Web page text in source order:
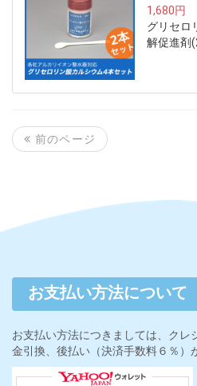
1,680円
グリセロ
解促進剤
前のページ
お支払い方法について
お支払い方法につきましては、クレ
金引換、後払い（決済手数料６％）